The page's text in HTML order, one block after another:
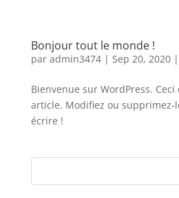
Bonjour tout le monde !
par admin3474| Sep 20, 2020|
Bienvenue sur WordPress.
article. Modifiez ou supprimez-
écrire !